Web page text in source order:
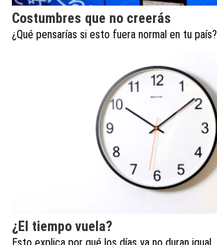
Costumbres que no creerás
¿Qué pensarías si esto fuera normal en tu país?
¿El tiempo vuela?